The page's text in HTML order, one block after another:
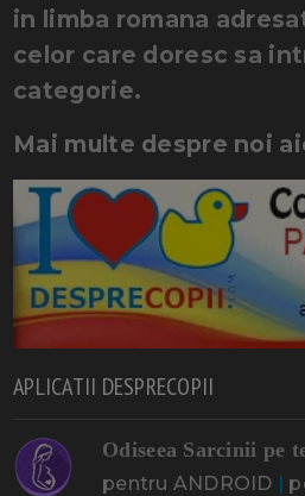
in limba romana
celor care doresc sa
categorie.
Mai multe despre noi
APLICATII DESPRECOPII
Odiseea Sarcinii pe
pentru ANDROID |